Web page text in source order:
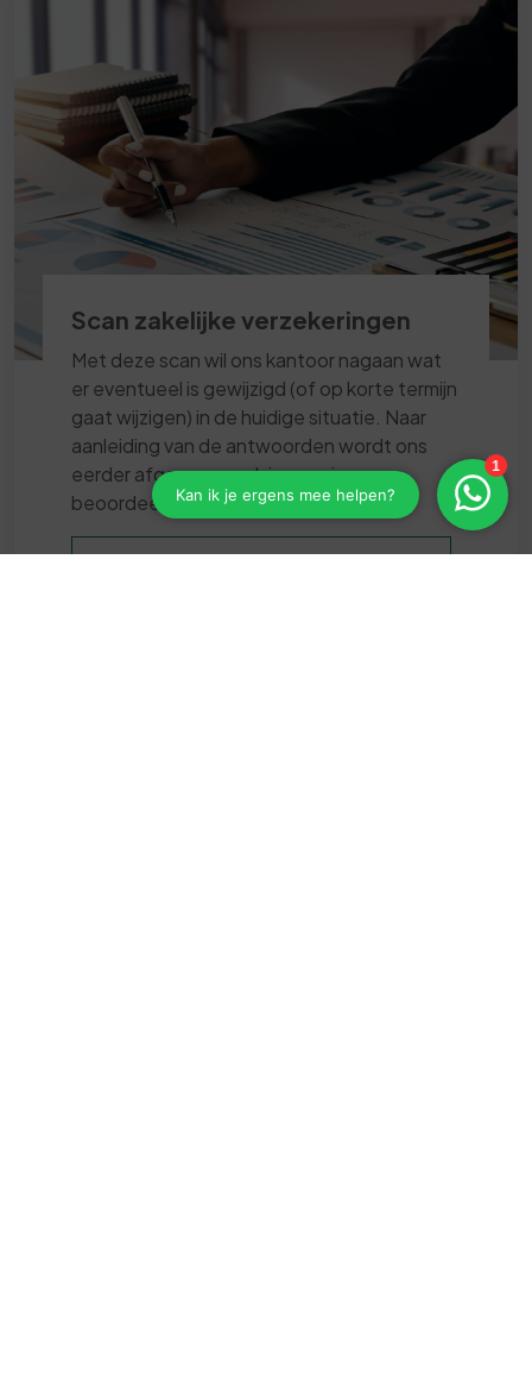
Scan zakelijke verzekeringen
Met deze scan wil ons kantoor nagaan wat
er eventueel is gewijzigd (of op korte termijn
gaat wijzigen) in de huidige situatie. Naar
aanleiding van de antwoorden wordt ons
eerder afgegeven advies opnieuw
beoordeeld en met u doorgenomen.